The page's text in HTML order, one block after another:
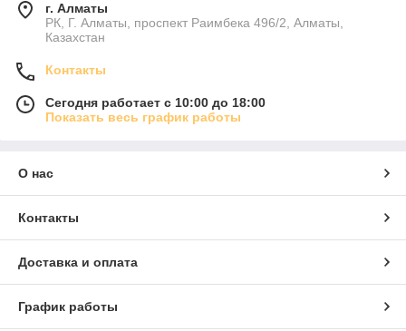
г. Алматы
РК, Г. Алматы, проспект Раимбека 496/2, Алматы,
Казахстан
Контакты
Сегодня работает с 10:00 до 18:00
Показать весь график работы
О нас
Контакты
Доставка и оплата
График работы